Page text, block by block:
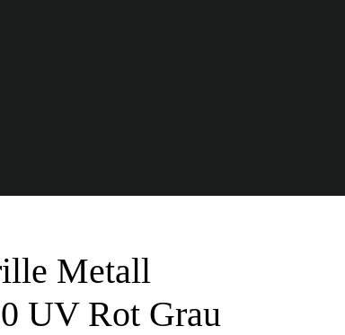
Metall
UV Rot Grau